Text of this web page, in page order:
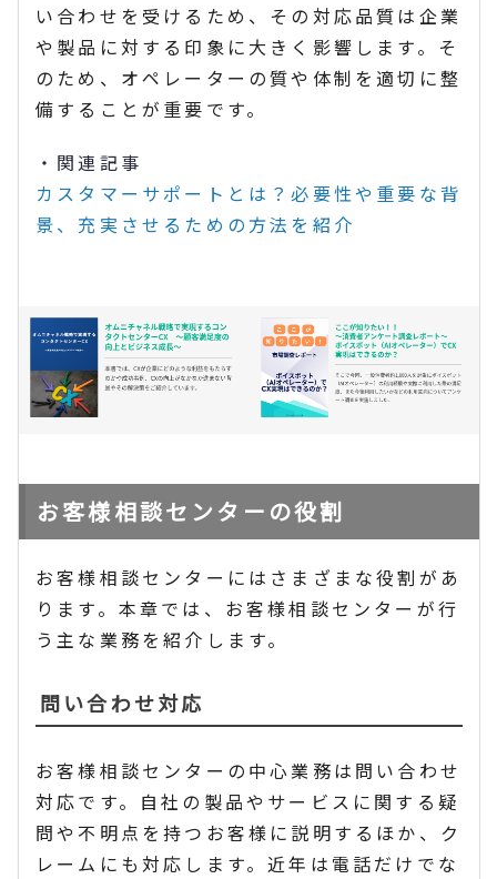
い合わせを受けるため、その対応品質は企業
や製品に対する印象に大きく影響します。そ
のため、オペレーターの質や体制を適切に整
備することが重要です。
・関連記事
カスタマーサポートとは？必要性や重要な背
景、充実させるための方法を紹介
お客様相談センターの役割
お客様相談センターにはさまざまな役割があ
ります。本章では、お客様相談センターが行
う主な業務を紹介します。
問い合わせ対応
お客様相談センターの中心業務は問い合わせ
対応です。自社の製品やサービスに関する疑
問や不明点を持つお客様に説明するほか、ク
レームにも対応します。近年は電話だけでな